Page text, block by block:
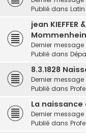
Publié dans Latin
jean KIEFFER
Dernier
Publié dans
8.3.1828
Dernier
Publié dans
La naissance
Dernier
Publié dans